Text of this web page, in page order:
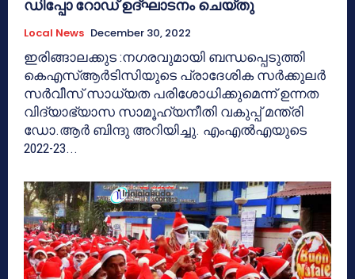
ഡിപ്പോ റോഡ് ഉദ്ഘാടനം ചെയ്തു
Local News December 30, 2022
ഇരിങ്ങാലക്കുട :നഗരവുമായി ബന്ധപ്പെടുത്തി
കെഎസ്ആർടിസിയുടെ പ്രാദേശിക സർക്കുലർ
സർവീസ് സാധ്യത പരിശോധിക്കുമെന്ന് ഉന്നത
വിദ്യാഭ്യാസ സാമൂഹ്യനീതി വകുപ്പ് മന്ത്രി
ഡോ.ആർ ബിന്ദു അറിയിച്ചു. എംഎൽഎയുടെ
2022-23...